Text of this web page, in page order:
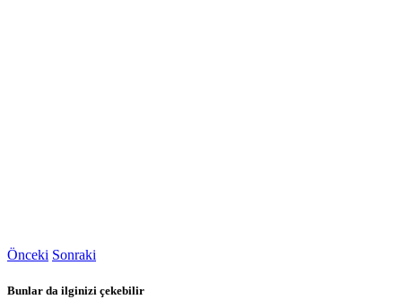
Önceki Sonraki
Bunlar da ilginizi çekebilir